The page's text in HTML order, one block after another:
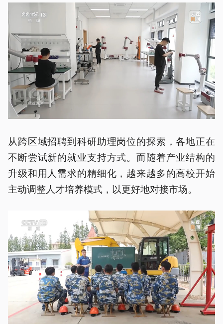
从跨区域招聘到科研助理岗位的探索，各地正在
不断尝试新的就业支持方式。而随着产业结构的
升级和用人需求的精细化，越来越多的高校开始
主动调整人才培养模式，以更好地对接市场。